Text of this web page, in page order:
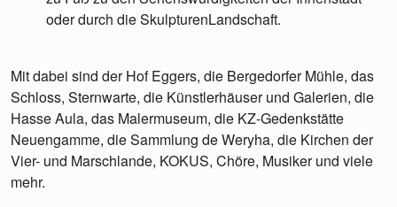
oder durch die SkulpturenLandschaft.
Mit dabei sind der Hof Eggers, die Bergedorfer Mühle, das
Schloss, Sternwarte, die Künstlerhäuser und Galerien, die
Hasse Aula, das Malermuseum, die KZ-Gedenkstätte
Neuengamme, die Sammlung de Weryha, die Kirchen der
Vier- und Marschlande, KOKUS, Chöre, Musiker und viele
mehr.